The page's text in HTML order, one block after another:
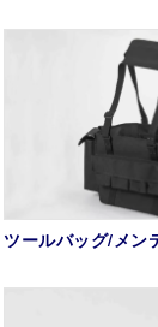
ツールバッグ/メン